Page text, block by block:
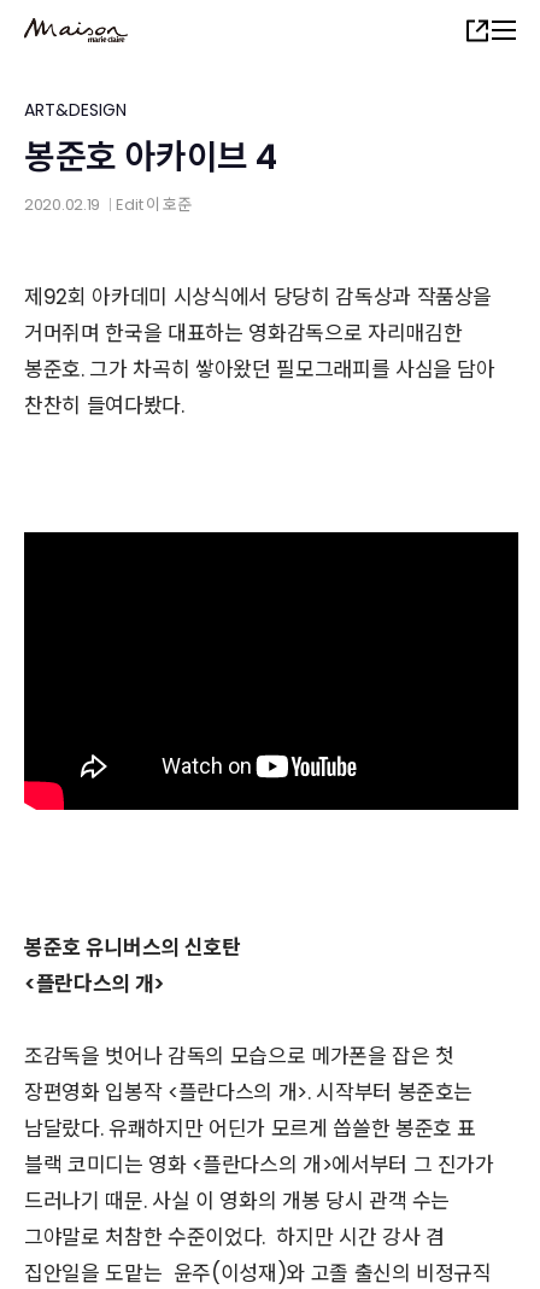
content
Share
ART&DESIGN
봉준호 아카이브 4
2020.02.19 Edit이 호준
제92회 아카데미 시상식에서 당당히 감독상과 작품상을
거머쥐며 한국을 대표하는 영화감독으로 자리매김한
봉준호. 그가 차곡히 쌓아왔던 필모그래피를 사심을 담아
찬찬히 ­­­들여다봤다.
봉준호 유니버스의 신호탄
<플란다스의 개>
조감독을 벗어나 감독의 모습으로 메가폰을 잡은 첫
장편영화 입봉작 <플란다스의 개>. 시작부터 봉준호는
남달랐다. 유쾌하지만 어딘가 모르게 씁쓸한 봉준호 표
블랙 코미디는 영화 <플란다스의 개>에서부터 그 진가가
드러나기 때문. 사실 이 영화의 개봉 당시 관객 수는
그야말로 처참한 수준이었다. 하지만 시간 강사 겸
집안일을 도맡는 윤주(이성재)와 고졸 출신의 비정규직